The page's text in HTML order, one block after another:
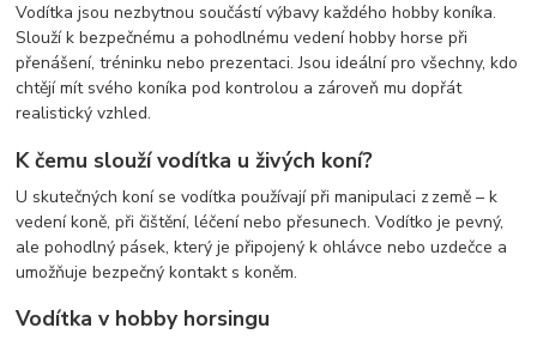
Vodítka jsou nezbytnou součástí výbavy každého hobby koníka.
Slouží k bezpečnému a pohodlnému vedení hobby horse při
přenášení, tréninku nebo prezentaci. Jsou ideální pro všechny, kdo
chtějí mít svého koníka pod kontrolou a zároveň mu dopřát
realistický vzhled.
K čemu slouží vodítka u živých koní?
U skutečných koní se vodítka používají při manipulaci z země – k
vedení koně, při čištění, léčení nebo přesunech. Vodítko je pevný,
ale pohodlný pásek, který je připojený k ohlávce nebo uzdečce a
umožňuje bezpečný kontakt s koněm.
Vodítka v hobby horsingu